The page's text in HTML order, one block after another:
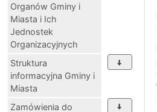
Organów Gminy i
Miasta i Ich
Jednostek
Organizacyjnych
Struktura
informacyjna Gminy i
Miasta
Zamówienia do